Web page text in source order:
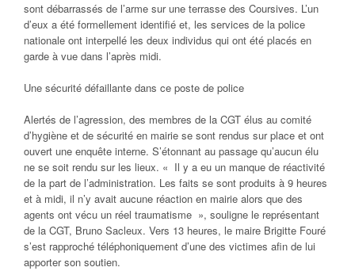
sont débarrassés de l’arme sur une terrasse des Coursives. L’un
d’eux a été formellement identifié et, les services de la police
nationale ont interpellé les deux individus qui ont été placés en
garde à vue dans l’après midi.
Une sécurité défaillante dans ce poste de police
Alertés de l’agression, des membres de la CGT élus au comité
d’hygiène et de sécurité en mairie se sont rendus sur place et ont
ouvert une enquête interne. S’étonnant au passage qu’aucun élu
ne se soit rendu sur les lieux. « Il y a eu un manque de réactivité
de la part de l’administration. Les faits se sont produits à 9 heures
et à midi, il n’y avait aucune réaction en mairie alors que des
agents ont vécu un réel traumatisme », souligne le représentant
de la CGT, Bruno Sacleux. Vers 13 heures, le maire Brigitte Fouré
s’est rapproché téléphoniquement d’une des victimes afin de lui
apporter son soutien.